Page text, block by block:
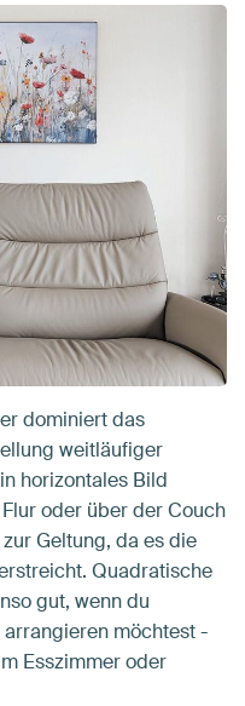
dominiert das
weitläufiger
horizontales Bild
oder über der Couch
Geltung, da es die
Quadratische
gut, wenn du
möchtest -
Esszimmer oder